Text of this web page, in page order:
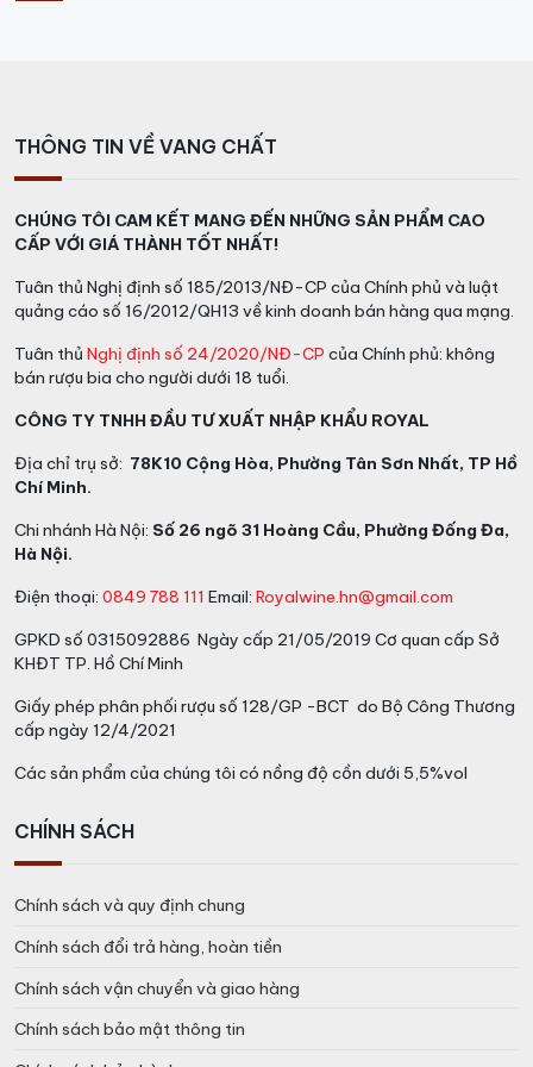
Vindoro Negroamaro San Marzano
Chai vang đã đạt đến chất lượng tuyệt hảo về hương
thơm. Và mùi vị bởi được tạo nên từ giống nho quý
trồng ở vùng có điều kiện khí hậu đặc biệt. Đó là một
vùng có những ngày hè gió mát (hơi mát từ biển) và
mùa khô kéo dài. Cùng với đó là lượng mưa ít, ban đêm
lạnh còn ban ngày lại nắng ấm.
Với những lý do trên, không có gì khó hiểu khi
vang Vindoro Negroamarođược tạo ra với màu sắc
cuốn hút cùng mùi thơm quyến rũ. Và lượng tannin cao
có thể chinh phục bất cứ ai, dù là người khó tính nhất.
Khi thưởng thứcRượu vang Vindoro Negroamarobạn
sẽ bị chinh phục bởi vị ngọt ngào, béo ngậy hấp dẫn
kết hợp của các loại trái cây, mứt, tannin. Tạo thêm
chút dư vị cho chairượu vang này là độ acid dịu nhẹ
khiến vang có cấu trúc tròn trịa và mạnh mẽ.
Đặc điểm của rượu vang
Vindoro Negroamaro
Màu sắc: Rượu vang có màu đỏ tím sâu cuốn hút và lôi
quấn.
Hương vị : Chai vang có hương thơm phong phú, cùng
THÔNG TIN VỀ VANG CHẤT
CHÚNG TÔI CAM KẾT MANG ĐẾN NHỮNG SẢN PHẨM CAO
CẤP VỚI GIÁ THÀNH TỐT NHẤT!
Tuân thủ Nghị định số 185/2013/NĐ-CP của Chính phủ và luật
quảng cáo số 16/2012/QH13 về kinh doanh bán hàng qua mạng.
Tuân thủ Nghị định số 24/2020/NĐ-CP của Chính phủ: không
bán rượu bia cho người dưới 18 tuổi.
CÔNG TY TNHH ĐẦU TƯ XUẤT NHẬP KHẨU ROYAL
Địa chỉ trụ sở: 78K10 Cộng Hòa, Phường Tân Sơn Nhất, TP Hồ
Chí Minh.
Chi nhánh Hà Nội: Số 26 ngõ 31 Hoàng Cầu, Phường Đống Đa,
Hà Nội.
Điện thoại: 0849 788 111 Email: Royalwine.hn@gmail.com
GPKD số 0315092886 Ngày cấp 21/05/2019 Cơ quan cấp Sở
KHĐT TP. Hồ Chí Minh
Giấy phép phân phối rượu số 128/GP -BCT do Bộ Công Thương
cấp ngày 12/4/2021
Các sản phẩm của chúng tôi có nồng độ cồn dưới 5,5%vol
CHÍNH SÁCH
Chính sách và quy định chung
Chính sách đổi trả hàng, hoàn tiền
Chính sách vận chuyển và giao hàng
Chính sách bảo mật thông tin